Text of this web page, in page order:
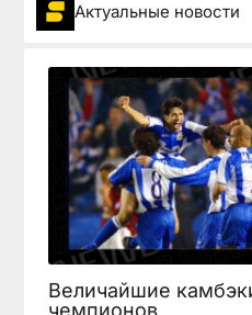
Актуальные новости
Величайшие
чемпионов